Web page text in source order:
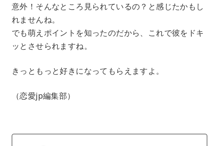
意外！そんなところ見られているの？と感じたかもし
れませんね。
でも萌えポイントを知ったのだから、これで彼をドキ
ッとさせられますね。
きっともっと好きになってもらえますよ。
（恋愛jp編集部）